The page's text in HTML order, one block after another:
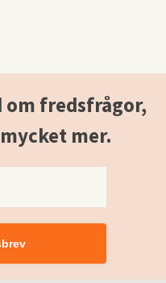
om fredsfrågor,
mer.